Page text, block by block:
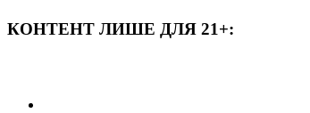
КОНТЕНТ ЛИШЕ ДЛЯ 21+: